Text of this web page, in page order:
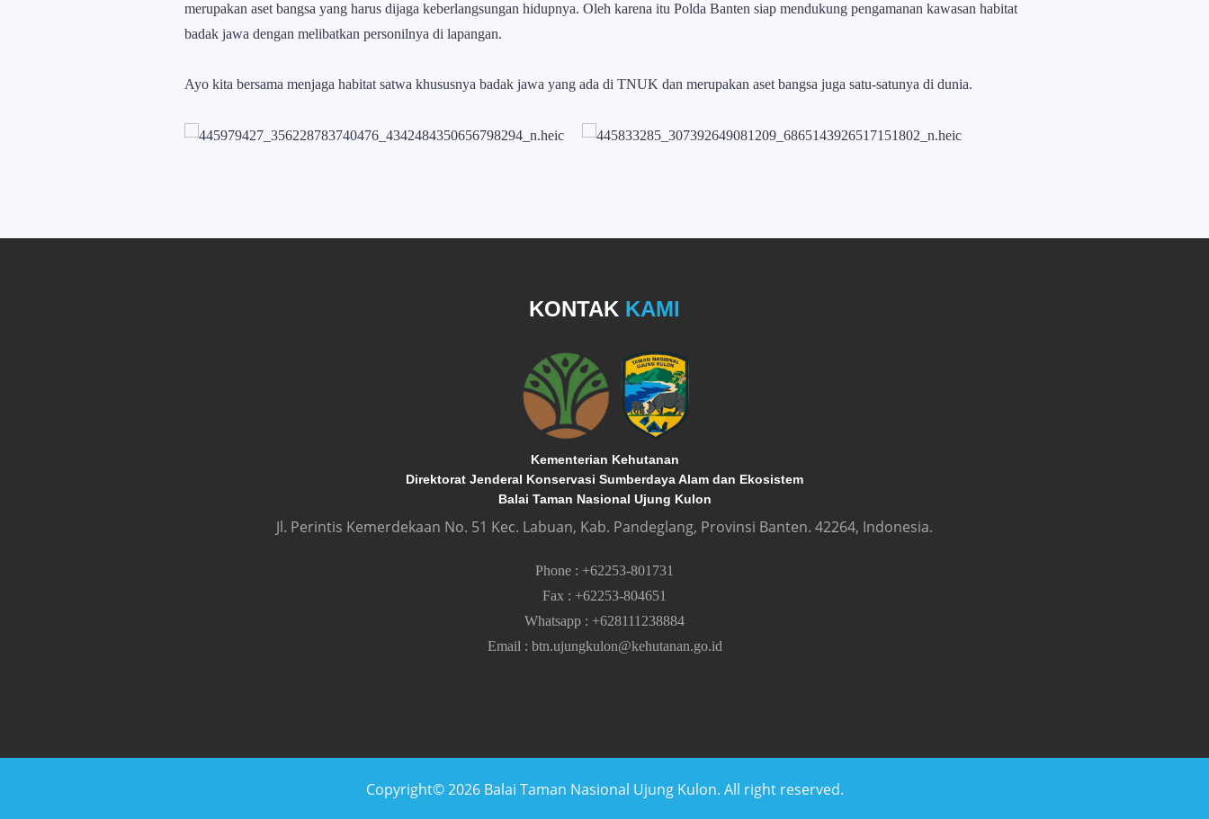
merupakan aset bangsa yang harus dijaga keberlangsungan hidupnya. Oleh karena itu Polda Banten siap mendukung pengamanan kawasan habitat
badak jawa dengan melibatkan personilnya di lapangan.
Ayo kita bersama menjaga habitat satwa khususnya badak jawa yang ada di TNUK dan merupakan aset bangsa juga satu-satunya di dunia.
KONTAK KAMI
Kementerian Kehutanan
Direktorat Jenderal Konservasi Sumberdaya Alam dan Ekosistem
Balai Taman Nasional Ujung Kulon
Jl. Perintis Kemerdekaan No. 51 Kec. Labuan, Kab. Pandeglang, Provinsi Banten. 42264, Indonesia.
Phone : +62253-801731
Fax : +62253-804651
Whatsapp : +628111238884
Email : btn.ujungkulon@kehutanan.go.id
Copyright© 2026 Balai Taman Nasional Ujung Kulon. All right reserved.